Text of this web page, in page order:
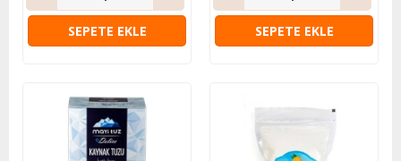
SEPETE EKLE SEPETE EKLE